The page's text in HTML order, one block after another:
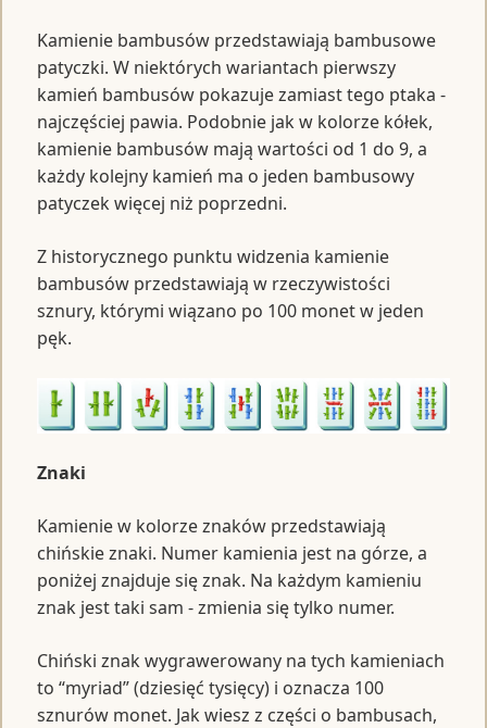
Kamienie bambusów przedstawiają bambusowe
patyczki. W niektórych wariantach pierwszy
kamień bambusów pokazuje zamiast tego ptaka -
najczęściej pawia. Podobnie jak w kolorze kółek,
kamienie bambusów mają wartości od 1 do 9, a
każdy kolejny kamień ma o jeden bambusowy
patyczek więcej niż poprzedni.
Z historycznego punktu widzenia kamienie
bambusów przedstawiają w rzeczywistości
sznury, którymi wiązano po 100 monet w jeden
pęk.
Znaki
Kamienie w kolorze znaków przedstawiają
chińskie znaki. Numer kamienia jest na górze, a
poniżej znajduje się znak. Na każdym kamieniu
znak jest taki sam - zmienia się tylko numer.
Chiński znak wygrawerowany na tych kamieniach
to “myriad” (dziesięć tysięcy) i oznacza 100
sznurów monet. Jak wiesz z części o bambusach,